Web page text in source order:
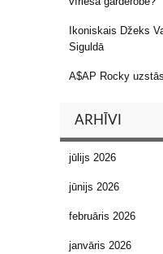
Ikoniskais Džeks
Siguldā
A$AP Rocky
ARHĪVI
jūlijs 2026
jūnijs 2026
februāris 2026
janvāris 2026